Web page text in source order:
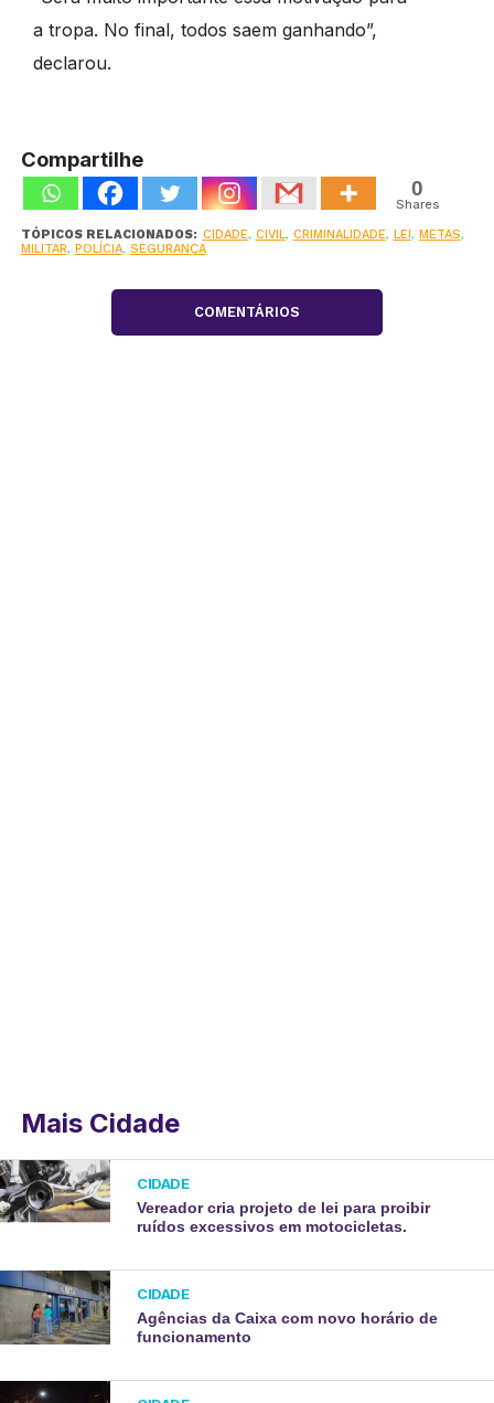
a tropa. No final, todos saem ganhando”,
declarou.
Compartilhe
0
Shares
TÓPICOS RELACIONADOS: CIDADE, CIVIL, CRIMINALIDADE, LEI, METAS,
MILITAR, POLÍCIA, SEGURANÇA
COMENTÁRIOS
Mais Cidade
CIDADE
Vereador cria projeto de lei para proibir
ruídos excessivos em motocicletas.
CIDADE
Agências da Caixa com novo horário de
funcionamento